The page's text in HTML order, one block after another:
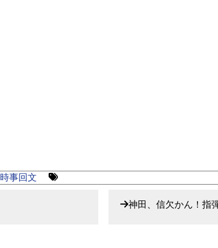
時事回文
神田、信欠かん！指